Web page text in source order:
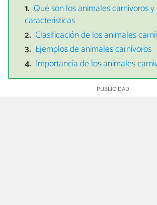
Qué son los animales carnívoros y
características
Clasificación de los animales
Ejemplos de animales carnívoros
Importancia de los animales